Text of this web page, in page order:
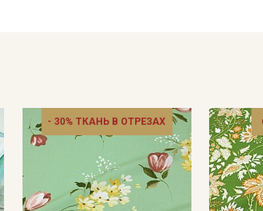
в зависимости от
- 30% ТКАНЬ В ОТРЕЗАХ